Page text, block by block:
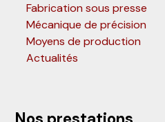
Fabrication sous presse
Mécanique de précision
Moyens de production
Actualités